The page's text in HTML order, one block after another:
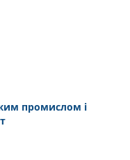
промислом і